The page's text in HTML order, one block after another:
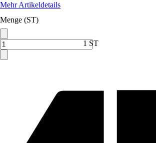
Mehr Artikeldetails
Menge (ST)
1 ST